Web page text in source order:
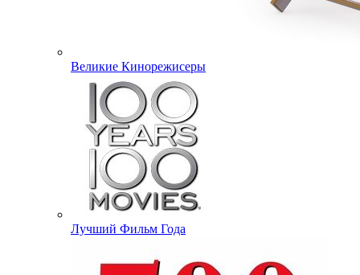
Великие Кинорежисеры
Лучший Фильм Года